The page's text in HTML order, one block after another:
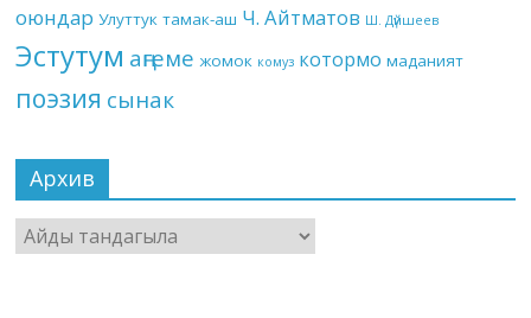
оюндар Улуттук тамак-аш Ч. Айтматов Ш. Дүйшеев
Эстутум аңгеме жомок комуз котормо маданият
поэзия сынак
Архив
Архив